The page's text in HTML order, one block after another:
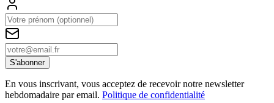
S'abonner
En vous inscrivant, vous acceptez de recevoir notre newsletter
hebdomadaire par email. Politique de confidentialité